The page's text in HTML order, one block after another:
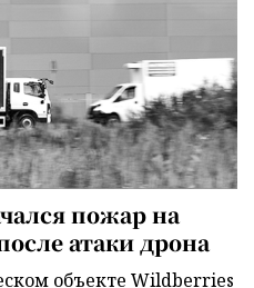
пожар на
атаки дрона
объекте Wildberries